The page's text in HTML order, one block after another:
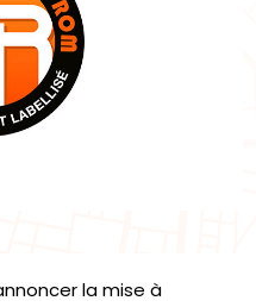
la mise à